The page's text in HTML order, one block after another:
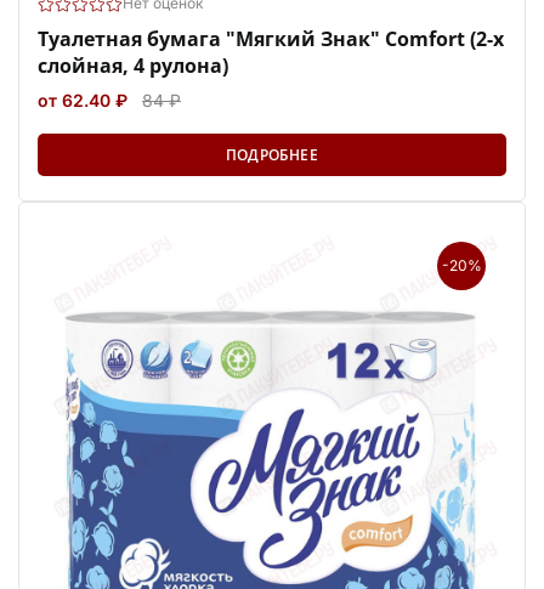
Туалетная бумага "Мягкий Знак" Comfort (2-х
слойная, 4 рулона)
от 62.40 ₽ 84 ₽
ПОДРОБНЕЕ
-20%